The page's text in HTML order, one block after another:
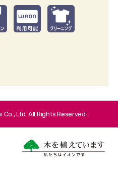
Ltd. All Rights Reserved.